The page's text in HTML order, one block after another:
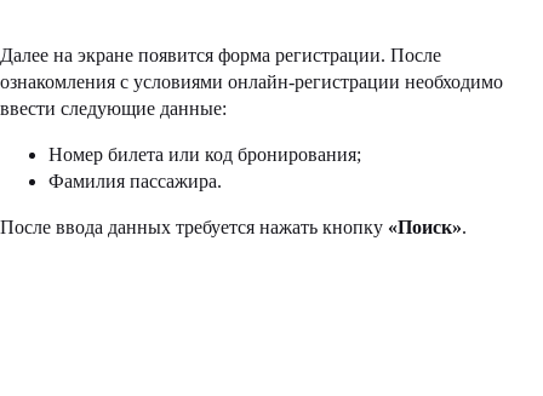
Далее на экране появится форма регистрации. После
ознакомления с условиями онлайн-регистрации необходимо
ввести следующие данные:
Номер билета или код бронирования;
Фамилия пассажира.
После ввода данных требуется нажать кнопку «Поиск».